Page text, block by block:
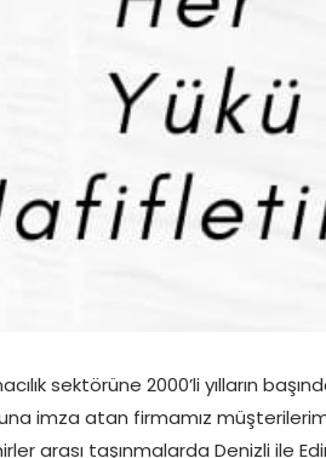
sektörüne 2000’li yılların
imza atan firmamız
arası taşınmalarda Denizli ile